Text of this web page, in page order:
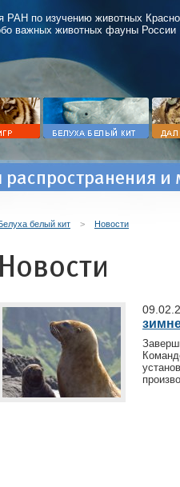
РАН по изучению животных
важных животных фауны России
и
белый кит > Новости
Новости